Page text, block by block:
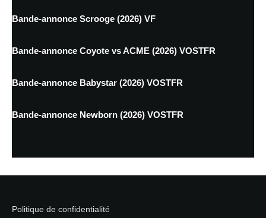
Bande-annonce Scrooge (2026) VF
Bande-annonce Coyote vs ACME (2026) VOSTFR
Bande-annonce Babystar (2026) VOSTFR
Bande-annonce Newborn (2026) VOSTFR
Politique de confidentialité